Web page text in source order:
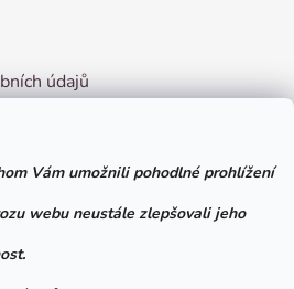
Vám umožnili pohodlné prohlížení
webu neustále zlepšovali jeho
údajů